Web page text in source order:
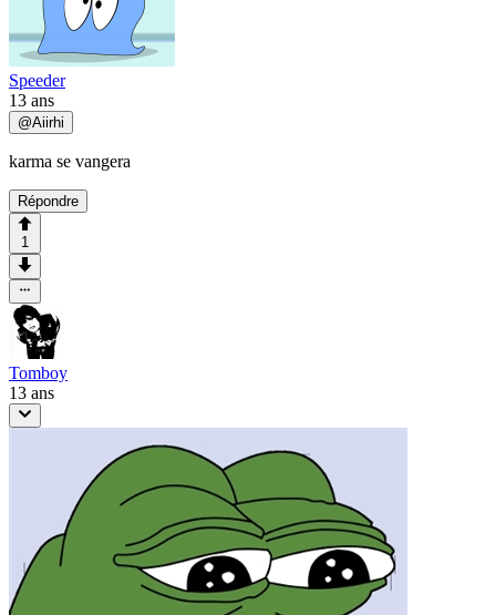
Speeder
13 ans
@Aiirhi
karma se vangera
Répondre
1
Tomboy
13 ans